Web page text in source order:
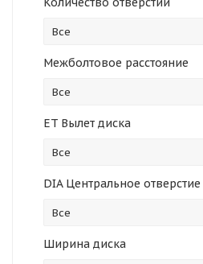
Все
Межболтовое расстояние
Все
ET Вылет диска
Все
DIA Центральное отверстие
Все
Ширина диска